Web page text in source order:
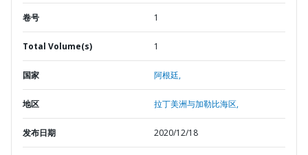
卷号 1
Total Volume(s) 1
国家 阿根廷,
地区 拉丁美洲与加勒比海区,
发布日期 2020/12/18